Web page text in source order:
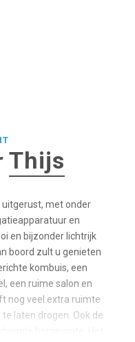
Thijs
uitgerust, met onder
en
en bijzonder lichtrijk
boord zult u genieten
kombuis, een
een ruime salon en
nog veel extra ruimte
laten drogen. Ook de